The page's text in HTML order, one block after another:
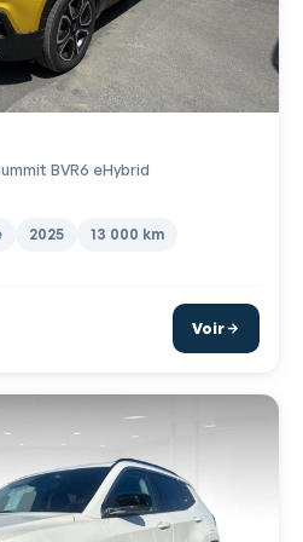
avant
BVR6 eHybrid
2025
13 000 km
Voir